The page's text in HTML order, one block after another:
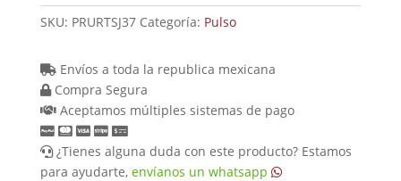
Fabricado
Chapa
De
Oro
De
18K
cantidad
SKU: PRURTSJ37 Categoría: Pulso
Envíos a toda la republica mexicana
Compra Segura
Aceptamos múltiples sistemas de pago
¿Tienes alguna duda con este producto? Estamos
para ayudarte, envíanos un whatsapp